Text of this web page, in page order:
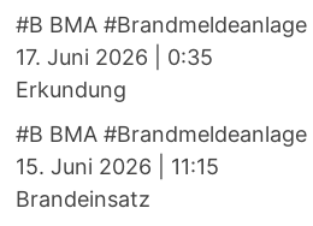
#B BMA #Brandmeldeanlage
17. Juni 2026
0:35
Erkundung
#B BMA #Brandmeldeanlage
15. Juni 2026
11:15
Brandeinsatz